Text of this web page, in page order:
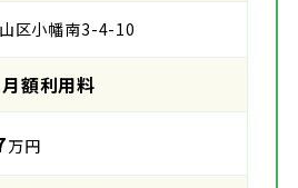
区小幡南3-4-10
月額利用料
万円